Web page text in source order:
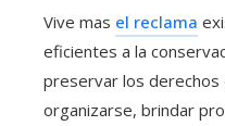
Vive mas el reclama
eficientes a la
preservar los derechos
organizarse, brindar